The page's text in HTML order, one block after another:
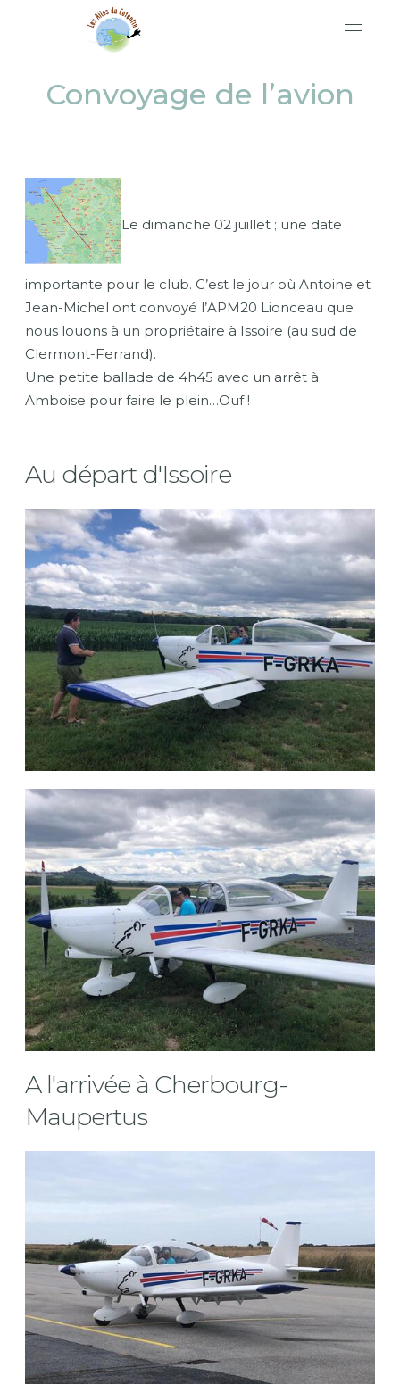
Convoyage de l’avion
Le dimanche 02 juillet ; une date
importante pour le club. C’est le jour où Antoine et
Jean-Michel ont convoyé l’APM20 Lionceau que
nous louons à un propriétaire à Issoire (au sud de
Clermont-Ferrand).
Une petite ballade de 4h45 avec un arrêt à
Amboise pour faire le plein…Ouf !
Au départ d'Issoire
A l'arrivée à Cherbourg-
Maupertus